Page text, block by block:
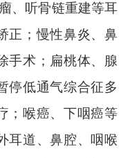
、听骨链重建等耳
正；慢性鼻炎、鼻
手术；扁桃体、腺
停低通气综合征多
；喉癌、下咽癌等
耳道、鼻腔、咽喉